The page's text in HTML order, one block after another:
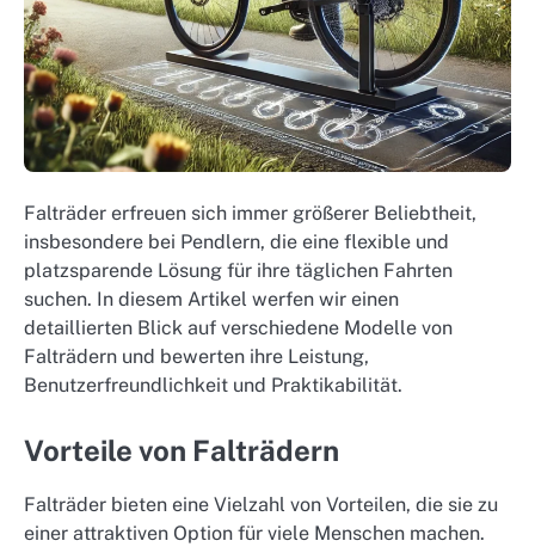
Falträder erfreuen sich immer größerer Beliebtheit,
insbesondere bei Pendlern, die eine flexible und
platzsparende Lösung für ihre täglichen Fahrten
suchen. In diesem Artikel werfen wir einen
detaillierten Blick auf verschiedene Modelle von
Falträdern und bewerten ihre Leistung,
Benutzerfreundlichkeit und Praktikabilität.
Vorteile von Falträdern
Falträder bieten eine Vielzahl von Vorteilen, die sie zu
einer attraktiven Option für viele Menschen machen.